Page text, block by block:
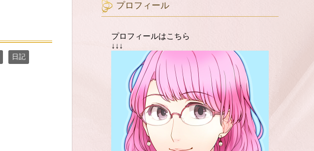
日記
プロフィール
プロフィールはこちら
↓↓↓